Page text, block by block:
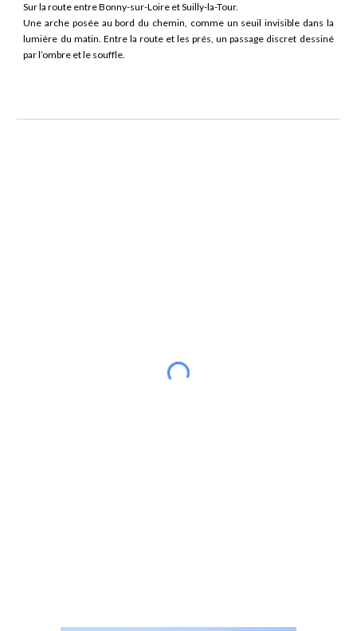
Sur la route entre Bonny-sur-Loire et Suilly-la-Tour.
Une arche posée au bord du chemin, comme un seuil invisible dans la
lumière du matin. Entre la route et les prés, un passage discret dessiné
par l’ombre et le souffle.